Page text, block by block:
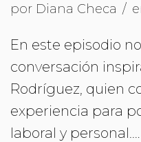
por Diana Checa
En este episodio
conversación
Rodríguez, quien
experiencia para
laboral y personal.…